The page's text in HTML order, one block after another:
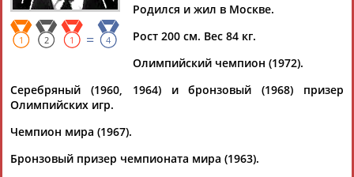
Дмитрий
Тамилла
АБАСОВА
Рамазан
АБАЧАРАЕВ
АБАШИДЗЕ
Флюра
БУЛАТОВА
Татьяна
1 2 1 = 4
Родился и жил в Москве.
Рост 200 см. Вес 84 кг.
Олимпийский чемпион (1972).
Серебряный (1960, 1964) и бронзовый (1968) призер
Олимпийских игр.
Чемпион мира (1967).
Бронзовый призер чемпионата мира (1963).